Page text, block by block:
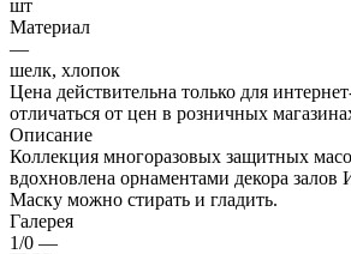
шт
Материал
—
шелк, хлопок
Цена действительна только для
отличаться от цен в розничных
Описание
Коллекция многоразовых защитных
вдохновлена орнаментами декора залов
Маску можно стирать и гладить.
Галерея
1/0 —